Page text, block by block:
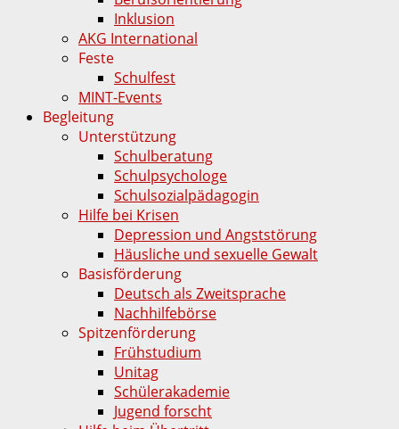
Inklusion
AKG International
Feste
Schulfest
MINT-Events
Begleitung
Unterstützung
Schulberatung
Schulpsychologe
Schulsozialpädagogin
Hilfe bei Krisen
Depression und Angststörung
Häusliche und sexuelle Gewalt
Basisförderung
Deutsch als Zweitsprache
Nachhilfebörse
Spitzenförderung
Frühstudium
Unitag
Schülerakademie
Jugend forscht